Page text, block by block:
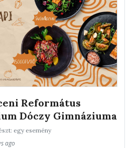
Református
Dóczy Gimnáziuma
egy esemény
ago